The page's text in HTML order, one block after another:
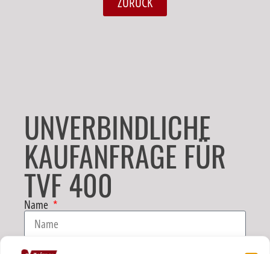
UNVERBINDLICHE
KAUFANFRAGE FÜR
TVF 400
Name
E-Mail